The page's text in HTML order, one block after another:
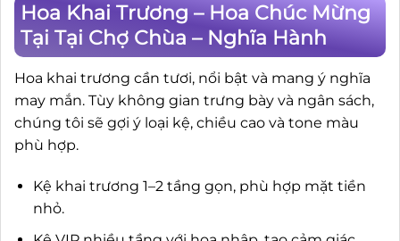
Hoa Khai Trương – Hoa Chúc Mừng
Tại Tại Chợ Chùa – Nghĩa Hành
Hoa khai trương cần tươi, nổi bật và mang ý nghĩa
may mắn. Tùy không gian trưng bày và ngân sách,
chúng tôi sẽ gợi ý loại kệ, chiều cao và tone màu
phù hợp.
Kệ khai trương 1–2 tầng gọn, phù hợp mặt tiền
nhỏ.